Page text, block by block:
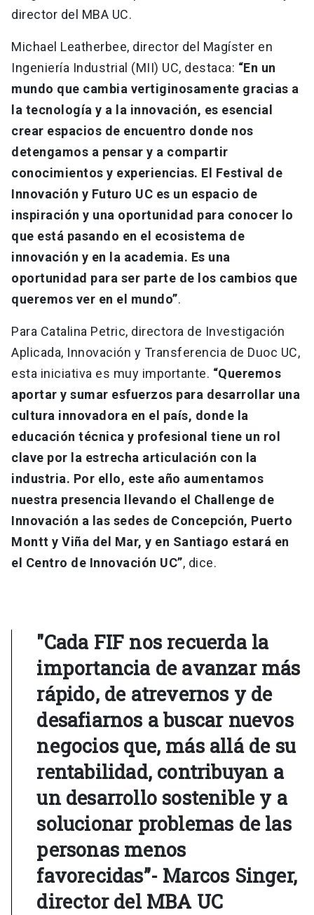
director del MBA UC.
Michael Leatherbee, director del Magíster en
Ingeniería Industrial (MII) UC, destaca: “En un
mundo que cambia vertiginosamente gracias a
la tecnología y a la innovación, es esencial
crear espacios de encuentro donde nos
detengamos a pensar y a compartir
conocimientos y experiencias. El Festival de
Innovación y Futuro UC es un espacio de
inspiración y una oportunidad para conocer lo
que está pasando en el ecosistema de
innovación y en la academia. Es una
oportunidad para ser parte de los cambios que
queremos ver en el mundo”.
Para Catalina Petric, directora de Investigación
Aplicada, Innovación y Transferencia de Duoc UC,
esta iniciativa es muy importante. “Queremos
aportar y sumar esfuerzos para desarrollar una
cultura innovadora en el país, donde la
educación técnica y profesional tiene un rol
clave por la estrecha articulación con la
industria. Por ello, este año aumentamos
nuestra presencia llevando el Challenge de
Innovación a las sedes de Concepción, Puerto
Montt y Viña del Mar, y en Santiago estará en
el Centro de Innovación UC”, dice.
"Cada FIF nos recuerda la
importancia de avanzar más
rápido, de atrevernos y de
desafiarnos a buscar nuevos
negocios que, más allá de su
rentabilidad, contribuyan a
un desarrollo sostenible y a
solucionar problemas de las
personas menos
favorecidas”- Marcos Singer,
director del MBA UC